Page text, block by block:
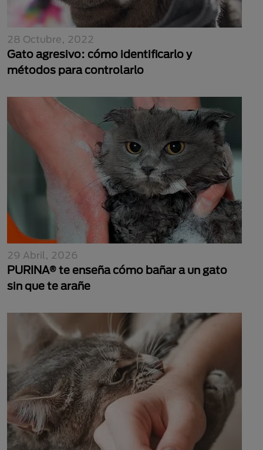
28 Octubre, 2022
Gato agresivo: cómo identificarlo y
métodos para controlarlo
29 Abril, 2026
PURINA® te enseña cómo bañar a un gato
sin que te arañe